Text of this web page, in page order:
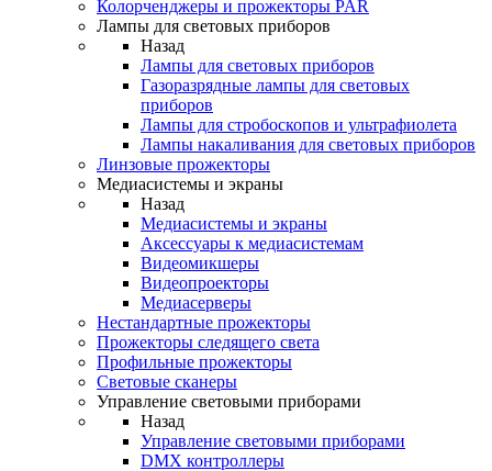
Колорченджеры и прожекторы PAR
Лампы для световых приборов
Назад
Лампы для световых приборов
Газоразрядные лампы для световых
приборов
Лампы для стробоскопов и ультрафиолета
Лампы накаливания для световых приборов
Линзовые прожекторы
Медиасистемы и экраны
Назад
Медиасистемы и экраны
Аксессуары к медиасистемам
Видеомикшеры
Видеопроекторы
Медиасерверы
Нестандартные прожекторы
Прожекторы следящего света
Профильные прожекторы
Световые сканеры
Управление световыми приборами
Назад
Управление световыми приборами
DMX контроллеры